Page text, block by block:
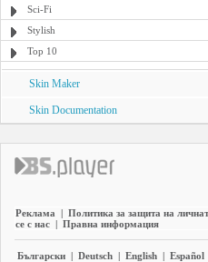
Sci-Fi
Stylish
Top 10
Skin Maker
Skin Documentation
Реклама | Политика за защита на
се с нас | Правна информация
Български | Deutsch | English | Español